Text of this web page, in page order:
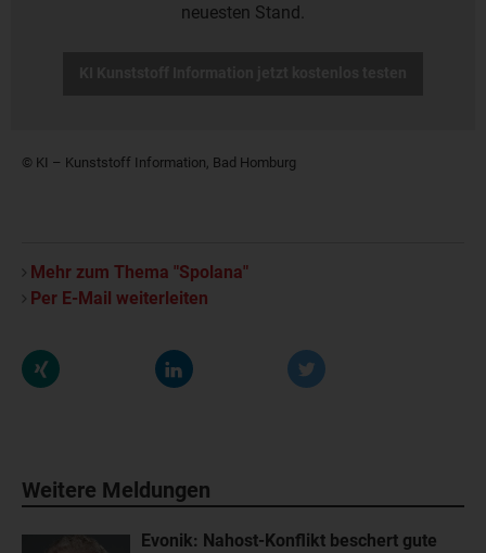
neuesten Stand.
© KI – Kunststoff Information, Bad Homburg
Mehr zum Thema "Spolana"
Per E-Mail weiterleiten
Weitere Meldungen
Evonik: Nahost-Konflikt beschert gute